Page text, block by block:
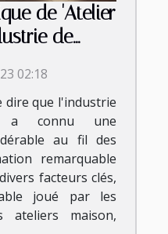
de 'Atelier
de
02:18
dire que l'industrie
a connu une
au fil des
remarquable
facteurs clés,
joué par les
ateliers maison,